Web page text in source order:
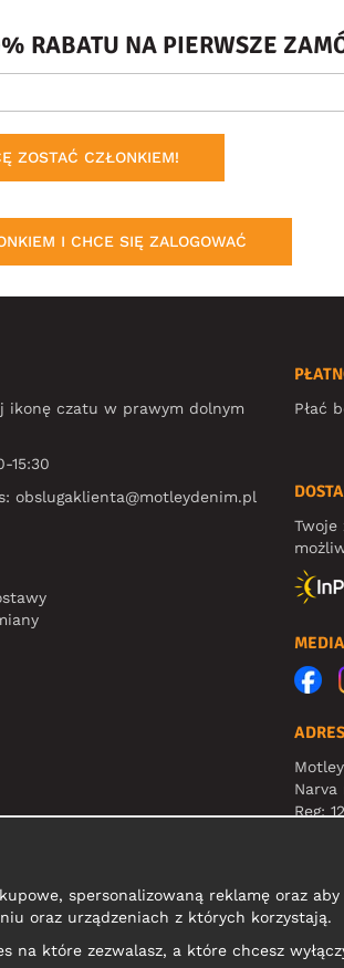
RABATU NA PIERWSZE
ZOSTAĆ CZŁONKIEM!
I CHCE SIĘ ZALOGOWAĆ
ikonę czatu w prawym dolnym
15:30
obslugaklienta@motleydenim.pl
Płać
Twoje
Narva
Reg:
spersonalizowaną reklamę oraz
oraz urządzeniach z których korzystają.
które zezwalasz, a które chcesz